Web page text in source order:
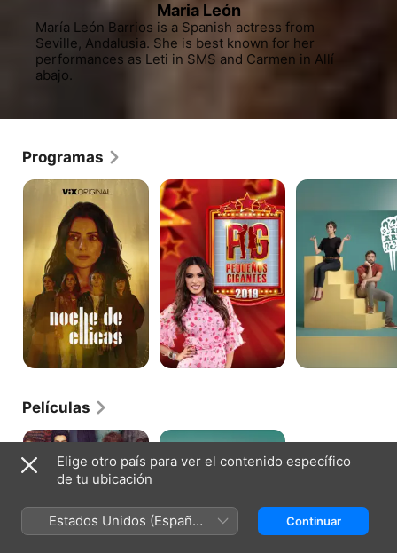
Maria León
María León Barrios is a Spanish actress from
Seville, Andalusia. She is best known for her
performances as Leti in SMS and Carmen in Allí
abajo.
Programas
Noche
Pequeños
Gigantes
Allí
Películas
Historias
No
Contar
El
de
Elige otro país para ver el contenido específico
de tu ubicación
Estados Unidos (Español
México)
Continuar